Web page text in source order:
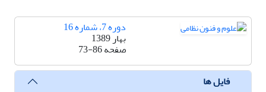
دوره 7، شماره 16
بهار 1389
صفحه73-86
فایل ها